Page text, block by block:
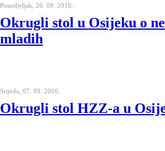
Ponedjeljak, 26. 09. 2016.
Okrugli stol u Osijeku o
mladih
Srijeda, 07. 09. 2016.
Okrugli stol HZZ-a u